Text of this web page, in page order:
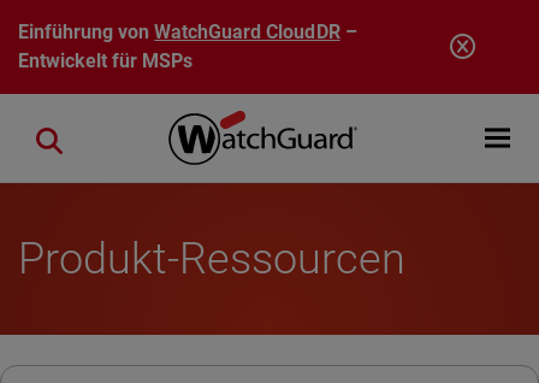
Direkt zum Inhalt
Einführung vonWatchGuard CloudDR–
Entwickelt für MSPs
Open
Close search
Produkt-Ressourcen